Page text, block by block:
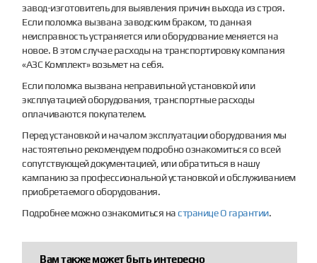
завод-изготовитель для выявления причин выхода из строя.
Если поломка вызвана заводским браком, то данная
неисправность устраняется или оборудование меняется на
новое. В этом случае расходы на транспортировку компания
«АЗС Комплект» возьмет на себя.
Если поломка вызвана неправильной установкой или
эксплуатацией оборудования, транспортные расходы
оплачиваются покупателем.
Перед установкой и началом эксплуатации оборудования мы
настоятельно рекомендуем подробно ознакомиться со всей
сопутствующей документацией, или обратиться в нашу
кампанию за профессиональной установкой и обслуживанием
приобретаемого оборудования.
Подробнее можно ознакомиться настранице О гарантии.
Вам также может быть интересно